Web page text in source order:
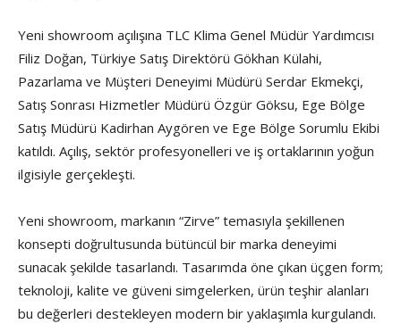
Yeni showroom açılışına TLC Klima Genel Müdür Yardımcısı
Filiz Doğan, Türkiye Satış Direktörü Gökhan Külahi,
Pazarlama ve Müşteri Deneyimi Müdürü Serdar Ekmekçi,
Satış Sonrası Hizmetler Müdürü Özgür Göksu, Ege Bölge
Satış Müdürü Kadirhan Aygören ve Ege Bölge Sorumlu Ekibi
katıldı. Açılış, sektör profesyonelleri ve iş ortaklarının yoğun
ilgisiyle gerçekleşti.
Yeni showroom, markanın “Zirve” temasıyla şekillenen
konsepti doğrultusunda bütüncül bir marka deneyimi
sunacak şekilde tasarlandı. Tasarımda öne çıkan üçgen form;
teknoloji, kalite ve güveni simgelerken, ürün teşhir alanları
bu değerleri destekleyen modern bir yaklaşımla kurgulandı.